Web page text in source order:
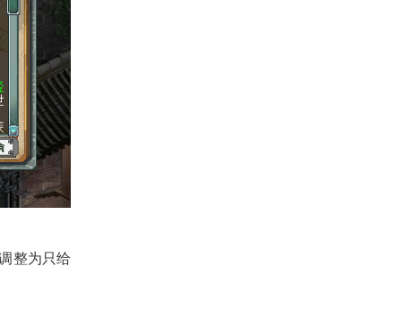
整为只给